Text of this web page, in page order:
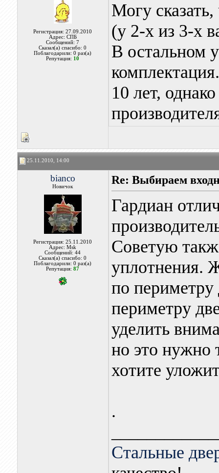
Регистрация: 27.09.2010
Адрес: СПБ
Сообщений: 7
Сказал(а) спасибо: 0
Поблагодарили: 0 раз(а)
Репутация: 10
Могу
(у 2-х из 3-х
В остальном
10 лет,
25.11.2010, 14:00
bianco
Новичок
Регистрация: 25.11.2010
Адрес: Msk
Сообщений: 44
Сказал(а) спасибо: 0
Поблагодарили: 0 раз(а)
Репутация:87
Re: Выбираем
Гардиан
Советую
уплотнения.
по периметру
периметру
уделить
но это нужно
хотите
.
Стальные